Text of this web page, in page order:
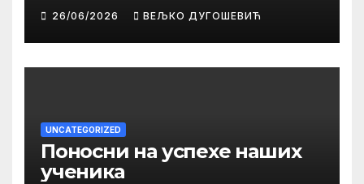
26/06/2026 ВЕЉКО ДУГОШЕВИЋ
UNCATEGORIZED
Поносни на успехе наших
ученика